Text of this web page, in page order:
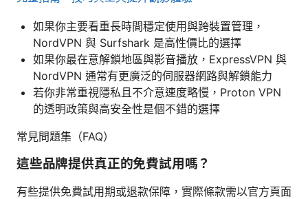
如果你主要看重長時間穩定使用與跨裝置管理，
NordVPN 與 Surfshark 是高性價比的選擇
如果你最在意解鎖地區與影音播放，ExpressVPN 與
NordVPN 通常有更廣泛的伺服器網路與解鎖能力
若你非常重視隱私且不介意速度略慢，Proton VPN
的透明政策與高安全性是個不錯的選擇
常見問題集（FAQ）
這些品牌提供真正的免費試用嗎？
有些提供免費試用期或退款保障，實際條款需以官方頁面